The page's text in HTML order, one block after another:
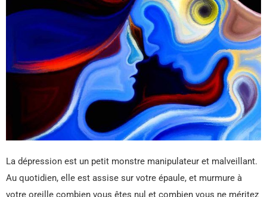
La dépression est un petit monstre manipulateur et malveillant.
Au quotidien, elle est assise sur votre épaule, et murmure à
votre oreille combien vous êtes nul et combien vous ne méritez